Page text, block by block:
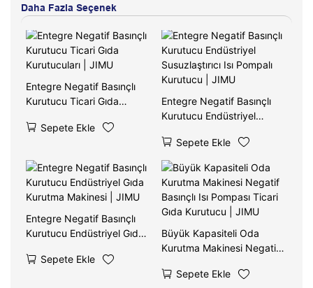
Daha Fazla Seçenek
Entegre Negatif Basınçlı
Kurutucu Ticari Gıda
Sepete Ekle
Entegre Negatif Basınçlı
Kurutucu Endüstriyel
Kurutucu | JIMU
Sepete Ekle
Entegre Negatif Basınçlı
Kurutucu Endüstriyel Gıda
Sepete Ekle
Büyük Kapasiteli Oda
Kurutma Makinesi Negatif
Gıda Kurutucu | JIMU
Sepete Ekle